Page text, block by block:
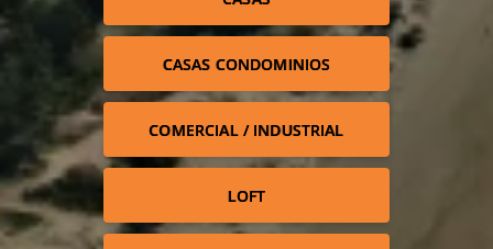
CASAS CONDOMINIOS
COMERCIAL / INDUSTRIAL
LOFT